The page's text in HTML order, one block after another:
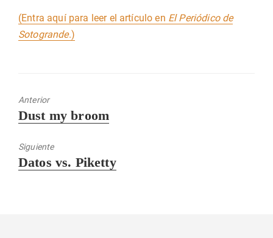
(Entra aquí para leer el artículo en El Periódico de
Sotogrande.)
Anterior
Entrada
Dust my broom
Siguiente
Entrada
Datos vs. Piketty